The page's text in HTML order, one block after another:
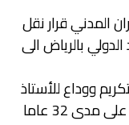
المدني قرار نقل
بالرياض الى
ووداع للأستاذ
خالد العناد تقديرا لجهوده التي قدمها على مدى 32 عاما